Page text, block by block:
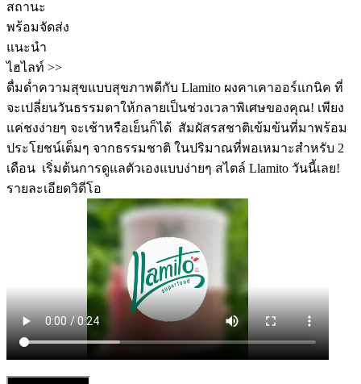
สถานะ
พร้อมจัดส่ง
แนะนำ
ไฮไลท์ >>
ดื่มด่ำความสุขแบบสุขภาพดีกับ Llamito ผงคาเคาออร์แกนิค ที่
จะเปลี่ยนวันธรรมดาให้กลายเป็นช่วงเวลาพิเศษของคุณ! เพียง
แค่ชงง่ายๆ จะเช้าหรือเย็นก็ได้ ️ สัมผัสรสชาติเข้มข้นที่มาพร้อม
ประโยชน์เต็มๆ จากธรรมชาติ ในปริมาณที่พอเหมาะสำหรับ 2
เดือน ️ เริ่มต้นการดูแลตัวเองแบบง่ายๆ สไตล์ Llamito วันนี้เลย!
รายละเอียดวิดีโอ